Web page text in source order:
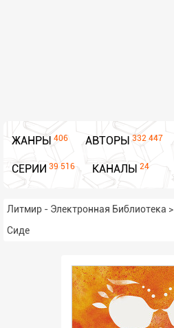
ЖАНРЫ 406 АВТОРЫ 332 447
СЕРИИ 39 516 КАНАЛЫ 24
Литмир - Электронная Библиотека >
Сиде